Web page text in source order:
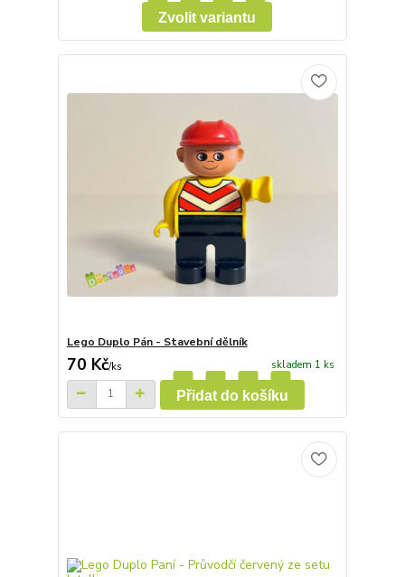
Zvolit variantu
Lego Duplo Pán - Stavební dělník
70 Kč/ks skladem 1 ks
Přidat do košíku